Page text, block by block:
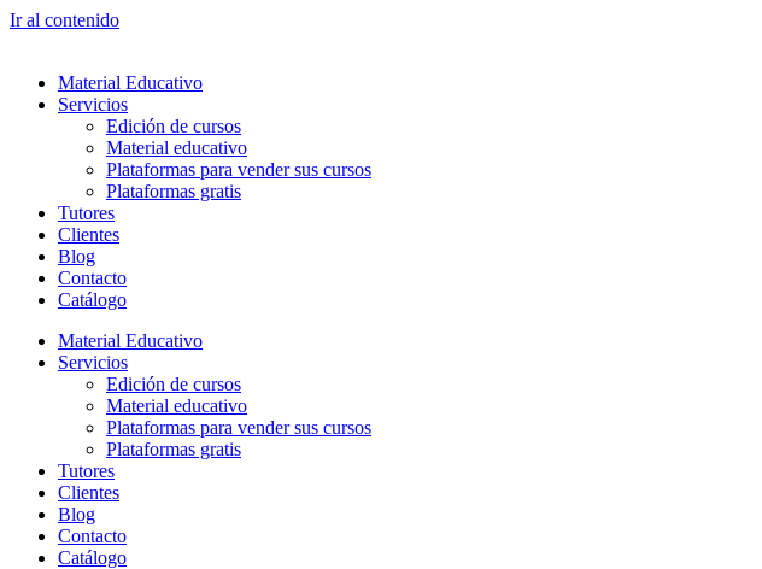
Ir al contenido
Material Educativo
Servicios
Edición de cursos
Material educativo
Plataformas para vender sus cursos
Plataformas gratis
Tutores
Clientes
Blog
Contacto
Catálogo
Material Educativo
Servicios
Edición de cursos
Material educativo
Plataformas para vender sus cursos
Plataformas gratis
Tutores
Clientes
Blog
Contacto
Catálogo